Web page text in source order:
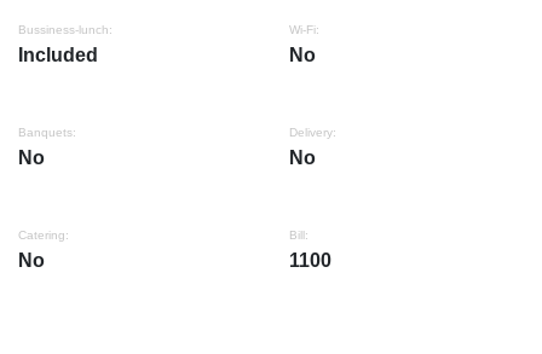
Bussiness-lunch:
Included
Wi-Fi:
No
Banquets:
No
Delivery:
No
Catering:
No
Bill:
1100